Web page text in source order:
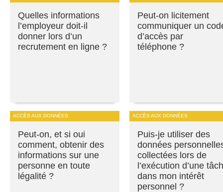
Quelles informations
l’employeur doit-il
donner lors d’un
recrutement en ligne ?
Peut-on licitement
communiquer un
d’accès par
téléphone ?
ACCÈS AUX DONNÉES
Peut-on, et si oui
comment, obtenir des
informations sur une
personne en toute
légalité ?
ACCÈS AUX DONNÉES
Puis-je utiliser des
données
collectées lors de
l’exécution d’une
dans mon intérêt
personnel ?